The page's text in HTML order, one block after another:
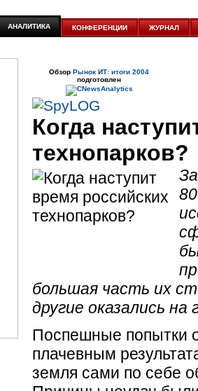
АНАЛИТИКА КОНФЕРЕНЦИИ ЖУРНАЛ
Обзор Рынок ИТ: итоги 2004
подготовлен
Когда
технопарков?
большая часть их
другие оказались на
Поспешные попытки
плачевным
земля сами по себе